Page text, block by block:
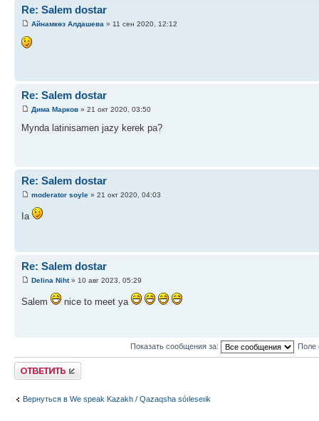
Re: Salem dostar
Айнамкөз Алдашева » 11 сен 2020, 12:12
Re: Salem dostar
Дима Марков » 21 окт 2020, 03:50
Mynda latinisamen jazy kerek pa?
Re: Salem dostar
moderator soyle » 21 окт 2020, 04:03
Ia
Re: Salem dostar
Delina Niht» 10 авг 2023, 05:29
Salem nice to meet ya
Показать сообщения за: Поле
Ответить
Вернуться в We speak Kazakh / Qazaqsha sóıleseıik